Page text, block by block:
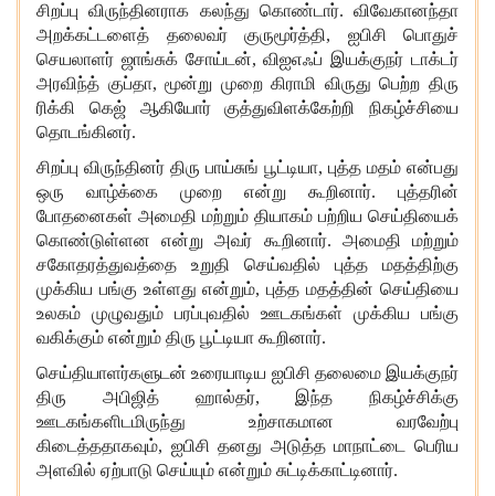
சிறப்பு விருந்தினராக கலந்து கொண்டார். விவேகானந்தா
அறக்கட்டளைத் தலைவர் குருமூர்த்தி, ஐபிசி பொதுச்
செயலாளர் ஜாங்சுக் சோய்டன், விஐஎஃப் இயக்குநர் டாக்டர்
அரவிந்த் குப்தா, மூன்று முறை கிராமி விருது பெற்ற திரு
ரிக்கி கெஜ் ஆகியோர் குத்துவிளக்கேற்றி நிகழ்ச்சியை
தொடங்கினர்.
சிறப்பு விருந்தினர் திரு பாய்சுங் பூட்டியா, புத்த மதம் என்பது
ஒரு வாழ்க்கை முறை என்று கூறினார். புத்தரின்
போதனைகள் அமைதி மற்றும் தியாகம் பற்றிய செய்தியைக்
கொண்டுள்ளன என்று அவர் கூறினார். அமைதி மற்றும்
சகோதரத்துவத்தை உறுதி செய்வதில் புத்த மதத்திற்கு
முக்கிய பங்கு உள்ளது என்றும், புத்த மதத்தின் செய்தியை
உலகம் முழுவதும் பரப்புவதில் ஊடகங்கள் முக்கிய பங்கு
வகிக்கும் என்றும் திரு பூட்டியா கூறினார்.
செய்தியாளர்களுடன் உரையாடிய ஐபிசி தலைமை இயக்குநர்
திரு அபிஜித் ஹால்தர், இந்த நிகழ்ச்சிக்கு
ஊடகங்களிடமிருந்து உற்சாகமான வரவேற்பு
கிடைத்ததாகவும், ஐபிசி தனது அடுத்த மாநாட்டை பெரிய
அளவில் ஏற்பாடு செய்யும் என்றும் சுட்டிக்காட்டினார்.